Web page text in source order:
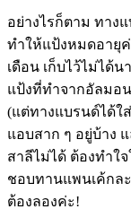
อย่างไรก็ตาม ทาง
ทำให้แป้งหมดอายุ
เดือน เก็บไว้ไม่ได้
แป้งที่ทำจากอัลมอ
(แต่ทางแบรนด์ได้ใ
แอบสาก ๆ อยู่บ้าง
สาลีไม่ได้ ต้องทำใ
ชอบทานแพนเค้กล
ต้องลองค่ะ!